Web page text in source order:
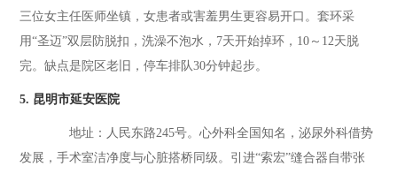
三位女主任医师坐镇，女患者或害羞男生更容易开口。套环采
用“圣迈”双层防脱扣，洗澡不泡水，7天开始掉环，10～12天脱
完。缺点是院区老旧，停车排队30分钟起步。
5. 昆明市延安医院
地址：人民东路245号。心外科全国知名，泌尿外科借势
发展，手术室洁净度与心脏搭桥同级。引进“索宏”缝合器自带张